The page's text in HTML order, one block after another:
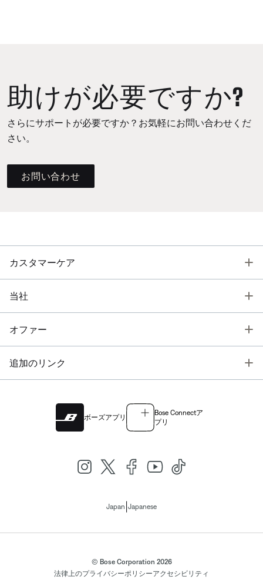
助けが必要ですか?
さらにサポートが必要ですか？お気軽にお問い合わせくだ
さい。
お問い合わせ
カスタマーケア
当社
オファー
追加のリンク
ボーズアプリ
Bose Connectア
プリ
Japan Japanese
© Bose Corporation 2026
法律上のプライバシーポリシーアクセシビリティ